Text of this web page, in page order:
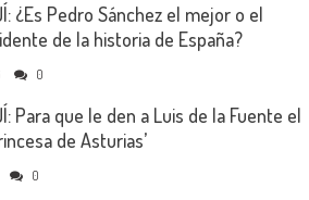
¿Es Pedro Sánchez el mejor o el
de la historia de España?
0
Para que le den a Luis de la Fuente el
de Asturias’
0